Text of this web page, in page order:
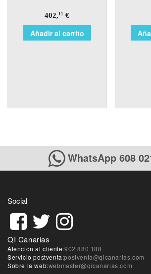
402,11 €
Añadir al carrito
WhatsApp 608
Social
QI Canarias
Atención al cliente:902 880 188
Servicio postventa:postventa@qicanarias.com
Sobre la web:webmaster@qicanarias.com